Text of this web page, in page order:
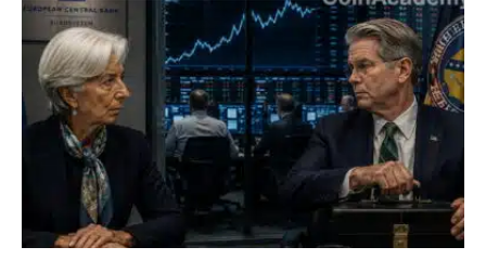
Yen : Washington a vendu des euros sans prévenir la